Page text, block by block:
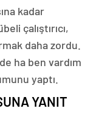
kadar
çalıştırıcı,
daha zordu.
ha ben vardım
yaptı.
YANIT